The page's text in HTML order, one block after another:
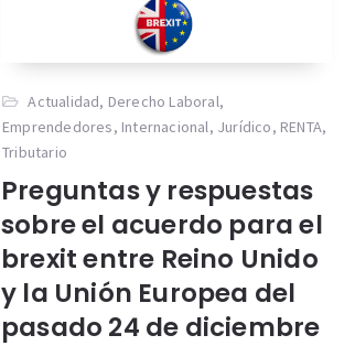
Actualidad, Derecho Laboral,
Emprendedores, Internacional, Jurídico, RENTA,
Tributario
Preguntas y respuestas
sobre el acuerdo para el
brexit entre Reino Unido
y la Unión Europea del
pasado 24 de diciembre